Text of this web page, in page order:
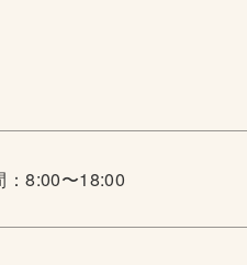
：8:00〜18:00